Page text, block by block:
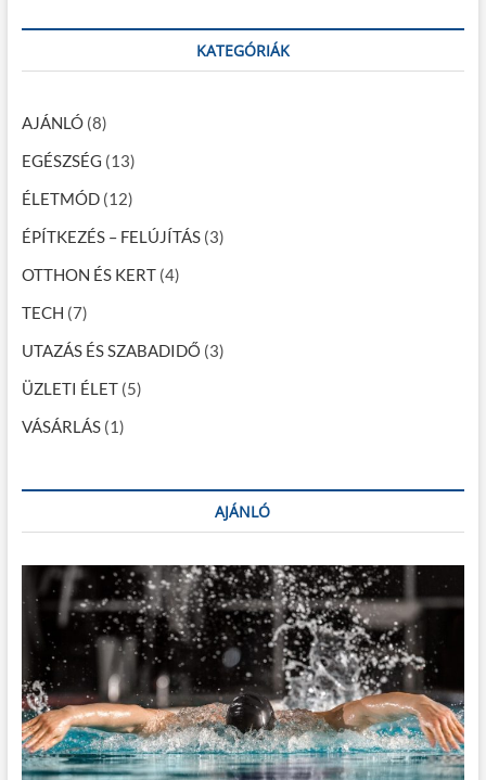
v
i
g
á
c
ó
r
h
KATEGÓRIÁK
AJÁNLÓ(8)
EGÉSZSÉG (13)
ÉLETMÓD(12)
ÉPÍTKEZÉS – FELÚJÍTÁS(3)
OTTHON ÉS KERT(4)
TECH (7)
UTAZÁS ÉS SZABADIDŐ (3)
ÜZLETI ÉLET(5)
VÁSÁRLÁS(1)
AJÁNLÓ